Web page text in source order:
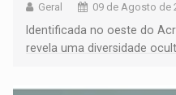
Geral 09 de Agosto de
Identificada no oeste do
revela uma diversidade